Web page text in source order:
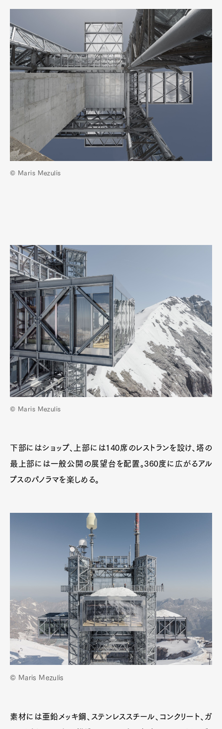
© Maris Mezulis
© Maris Mezulis
下部にはショップ、上部には140席のレストランを設け、塔の
最上部には一般公開の展望台を配置。360度に広がるアル
プスのパノラマを楽しめる。
© Maris Mezulis
素材には亜鉛メッキ鋼、ステンレススチール、コンクリート、ガ